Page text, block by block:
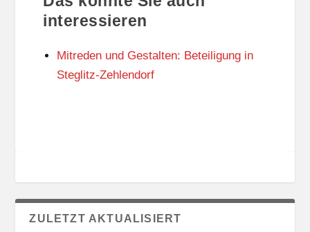
T
U
N
S
O
O
R
N
interessieren
Mitreden und Gestalten: Beteiligung in
Steglitz-Zehlendorf
ZULETZT AKTUALISIERT